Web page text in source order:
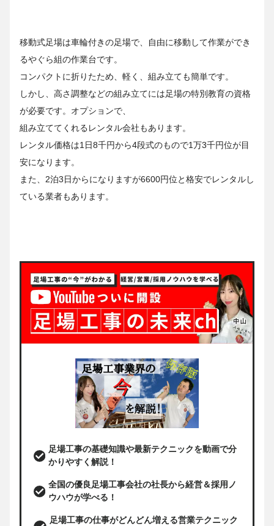
移動式足場は車輪付きの足場で、自由に移動して作業ができ
るやぐら組の作業台です。
コンパクトに折りたため、軽く、組み立ても簡単です。
しかし、高さ調整などの組み立てには足場の特別教育の資格
が必要です。オプションで、
組み立ててくれるレンタル会社もあります。
レンタル価格は1日8千円から4段式のもので1万3千円位が目
安になります。
また、2泊3日からになりますが6600円位と格安でレンタルし
ている業者もあります。
足場工事の基礎知識や最新テクニックを動画で分
かりやすく解説！
全国の優良足場工事会社の社長から経営＆採用ノ
ウハウが学べる！
足場工事の仕事がどんどん増える営業テクニック